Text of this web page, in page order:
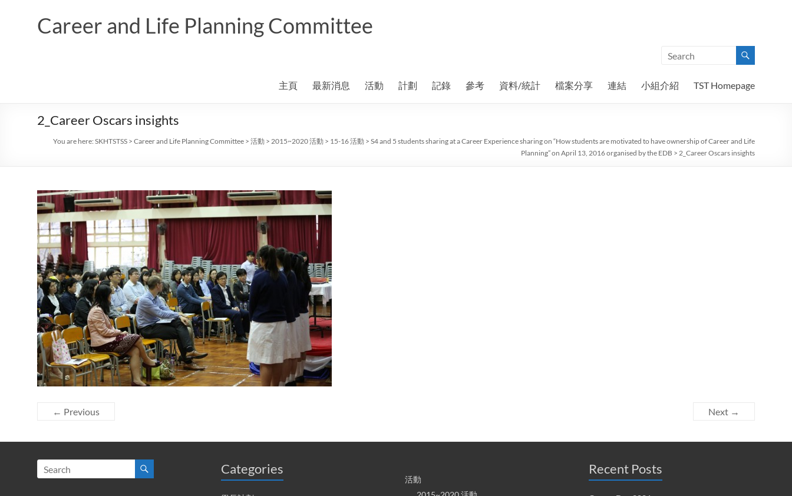
Career and Life Planning Committee
主頁 最新消息 活動 計劃 記錄 參考 資料/統計 檔案分享 連結 小組介紹 TST Homepage
2_Career Oscars insights
You are here: SKHTSTSS > Career and Life Planning Committee > 活動 > 2015~2020 活動 > 15-16 活動 > S4 and 5 students sharing at a Career Experience sharing on “How students are motivated to have ownership of Career and Life
Planning” on April 13, 2016 organised by the EDB > 2_Career Oscars insights
← Previous Next →
Categories
活動
Recent Posts